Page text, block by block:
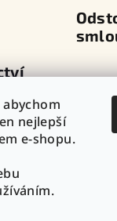
nejlepší
e-shopu.